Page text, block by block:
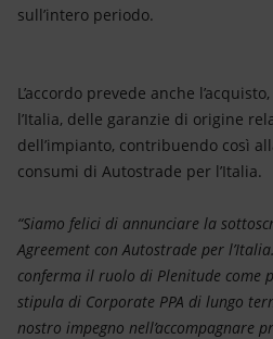
sull’intero periodo.
L’accordo prevede anche
l’Italia, delle garanzie di origine
dell’impianto, contribuendo così
consumi di Autostrade per l’Italia.
“Siamo felici di annunciare la
Agreement con Autostrade per
conferma il ruolo di Plenitude
stipula di Corporate PPA di lungo
nostro impegno nell’accompagnare